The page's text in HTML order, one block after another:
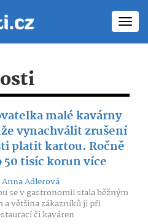
malé kavárny
vynachválit zrušení
platit kartou. Ročně
50 tisíc korun více
Anna Adlerová
se v gastronomii stala běžným
a většina zákazníků ji při
či kaváren